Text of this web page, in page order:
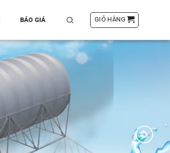
BÁO GIÁ GIỎ HÀNG